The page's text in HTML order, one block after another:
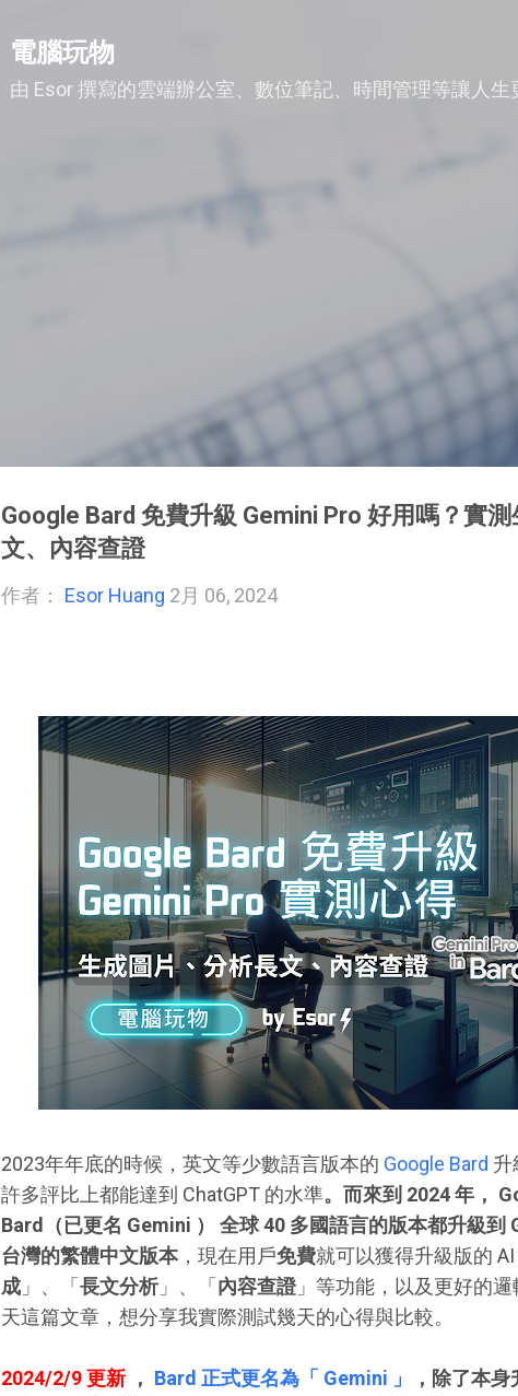
電腦玩物
由 Esor 撰寫的雲端辦公室、數位筆記、時間管理等讓人生
Google Bard 免費升級 Gemini Pro 好用嗎？實
文、內容查證
作者： Esor Huang 2月 06, 2024
2023年年底的時候，英文等少數語言版本的 Google Bard 升
許多評比上都能達到 ChatGPT 的水準。而來到 2024 年，
Bard（已更名 Gemini ） 全球 40 多國語言的版本都升級到
台灣的繁體中文版本，現在用戶免費就可以獲得升級版的
成 」、「 長文分析」、「 內容查證」等功能，以及更好的
天這篇文章，想分享我實際測試幾天的心得與比較。
2024/2/9 更新 ， Bard 正式更名為「 Gemini 」
，除了本